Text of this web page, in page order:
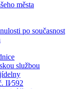
města
po současnost
službou
II⁄592